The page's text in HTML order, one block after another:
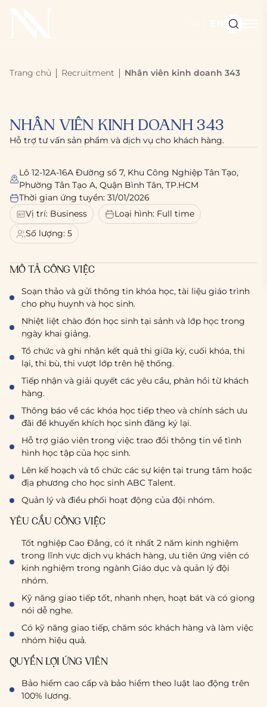
Trang chủ Recruitment Nhân viên kinh doanh 343
NHÂN VIÊN KINH DOANH 343
Hỗ trợ tư vấn sản phẩm và dịch vụ cho khách hàng.
Lô 12-12A-16A Đường số 7, Khu Công Nghiệp Tân Tạo,
Phường Tân Tạo A, Quận Bình Tân, TP.HCM
Thời gian ứng tuyển: 31/01/2026
Vị trí: Business
Loại hình: Full time
Số lượng: 5
MÔ TẢ CÔNG VIỆC
Soạn thảo và gửi thông tin khóa học, tài liệu giáo trình
cho phụ huynh và học sinh.
Nhiệt liệt chào đón học sinh tại sảnh và lớp học trong
ngày khai giảng.
Tổ chức và ghi nhận kết quả thi giữa kỳ, cuối khóa, thi
lại, thi bù, thi vượt lớp trên hệ thống.
Tiếp nhận và giải quyết các yêu cầu, phản hồi từ khách
hàng.
Thông báo về các khóa học tiếp theo và chính sách ưu
đãi để khuyến khích học sinh đăng ký lại.
Hỗ trợ giáo viên trong việc trao đổi thông tin về tình
hình học tập của học sinh.
Lên kế hoạch và tổ chức các sự kiện tại trung tâm hoặc
địa phương cho học sinh ABC Talent.
Quản lý và điều phối hoạt động của đội nhóm.
YÊU CẦU CÔNG VIỆC
Tốt nghiệp Cao Đẳng, có ít nhất 2 năm kinh nghiệm
trong lĩnh vực dịch vụ khách hàng, ưu tiên ứng viên có
kinh nghiệm trong ngành Giáo dục và quản lý đội
nhóm.
Kỹ năng giao tiếp tốt, nhanh nhẹn, hoạt bát và có giọng
nói dễ nghe.
Có kỹ năng giao tiếp, chăm sóc khách hàng và làm việc
nhóm hiệu quả.
QUYỀN LỢI ỨNG VIÊN
Bảo hiểm cao cấp và bảo hiểm theo luật lao động trên
100% lương.